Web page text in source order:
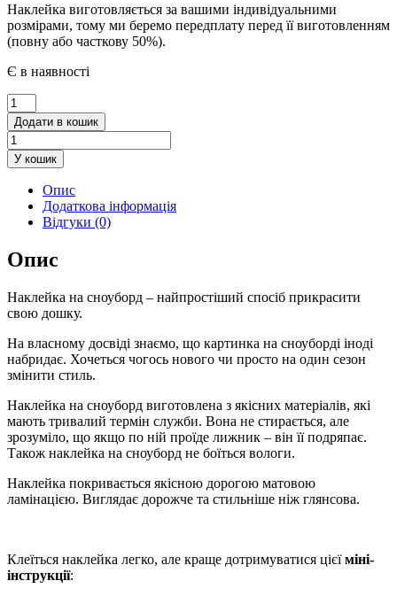
Наклейка виготовляється за вашими індивідуальними
розмірами, тому ми беремо передплату перед її виготовленням
(повну або часткову 50%).
Є в наявності
Наклейка
на
сноуборд
Rick
and
кількість
Додати в кошик
У кошик
Опис
Додаткова інформація
Відгуки (0)
Опис
Наклейка на сноуборд – найпростіший спосіб прикрасити
свою дошку.
На власному досвіді знаємо, що картинка на сноуборді іноді
набридає. Хочеться чогось нового чи просто на один сезон
змінити стиль.
Наклейка на сноуборд виготовлена ​​з якісних матеріалів, які
мають тривалий термін служби. Вона не стирається, але
зрозуміло, що якщо по ній проїде лижник – він її подряпає.
Також наклейка на сноуборд не боїться вологи.
Наклейка покривається якісною дорогою матовою
ламінацією. Виглядає дорожче та стильніше ніж глянсова.
Клеїться наклейка легко, але краще дотримуватися цієїміні-
інструкції: